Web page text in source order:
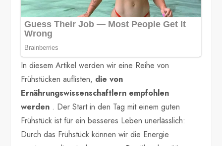
In diesem Artikel werden wir eine Reihe von
Frühstücken auflisten, die von
Ernährungswissenschaftlern empfohlen
werden . Der Start in den Tag mit einem guten
Frühstück ist für ein besseres Leben unerlässlich:
Durch das Frühstück können wir die Energie